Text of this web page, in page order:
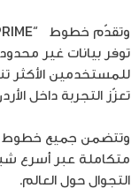
وتقدّم خطوط “LIVE PRIME”
توفر بيانات غير
للمستخدمين الأكثر
تعزّز التجربة داخل
وتتضمن جميع خطوط
متكاملة عبر أسرع
التجوال حول العالم.